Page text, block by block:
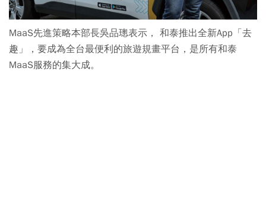
MaaS先進策略本部長吳品璁表示， 和泰推出全新App「去
趣」，要成為全台最便利的旅遊規畫平台，是所有和泰
MaaS服務的集大成。